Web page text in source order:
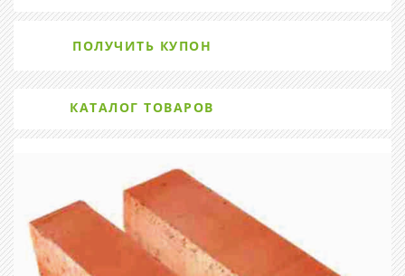
ПОЛУЧИТЬ КУПОН
КАТАЛОГ ТОВАРОВ